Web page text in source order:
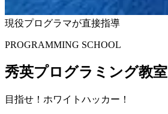
現役プログラマが直接指導
PROGRAMMING SCHOOL
秀英プログラミング教室
目指せ！ホワイトハッカー！